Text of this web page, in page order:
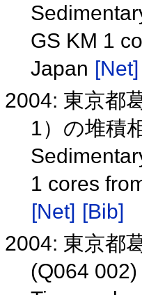
GS KM 1
Japan [Net]
2004: 東京都
1）の堆積
1 cores
[Net] [Bib]
2004: 東京都
(Q064 002)